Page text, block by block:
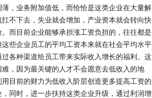
业务附加值低，而恰恰是这类企业在大量解
不下去，失业就会增加，产业资本就会转向快
而目前企业能够承担涨工资负担的，往往都是
些企业员工的平均工资本来就在社会平均水平
各种渠道给员工带来实际收入增长的福利。这
，因为最关键的人才不会愿意去低收入的地
目前的财力为低收入阶层创造更多提高工资的
同时，进一步扶持这类企业升级，通过利润增